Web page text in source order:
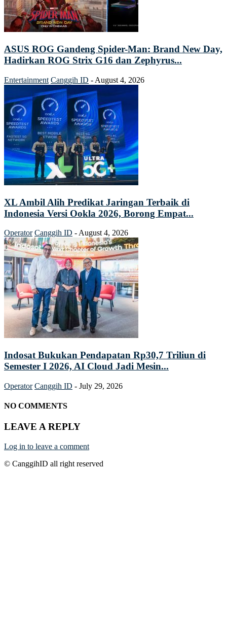
ASUS ROG Gandeng Spider-Man: Brand New Day,
Hadirkan ROG Strix G16 dan Zephyrus...
Entertainment Canggih ID - August 4, 2026
XL Ambil Alih Predikat Jaringan Terbaik di
Indonesia Versi Ookla 2026, Borong Empat...
Operator Canggih ID - August 4, 2026
Indosat Bukukan Pendapatan Rp30,7 Triliun di
Semester I 2026, AI Cloud Jadi Mesin...
Operator Canggih ID - July 29, 2026
NO COMMENTS
LEAVE A REPLY
Log in to leave a comment
© CanggihID all right reserved